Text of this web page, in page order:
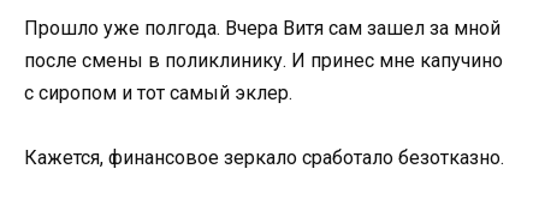
Прошло уже полгода. Вчера Витя сам зашел за мной
после смены в поликлинику. И принес мне капучино
с сиропом и тот самый эклер.
Кажется, финансовое зеркало сработало безотказно.